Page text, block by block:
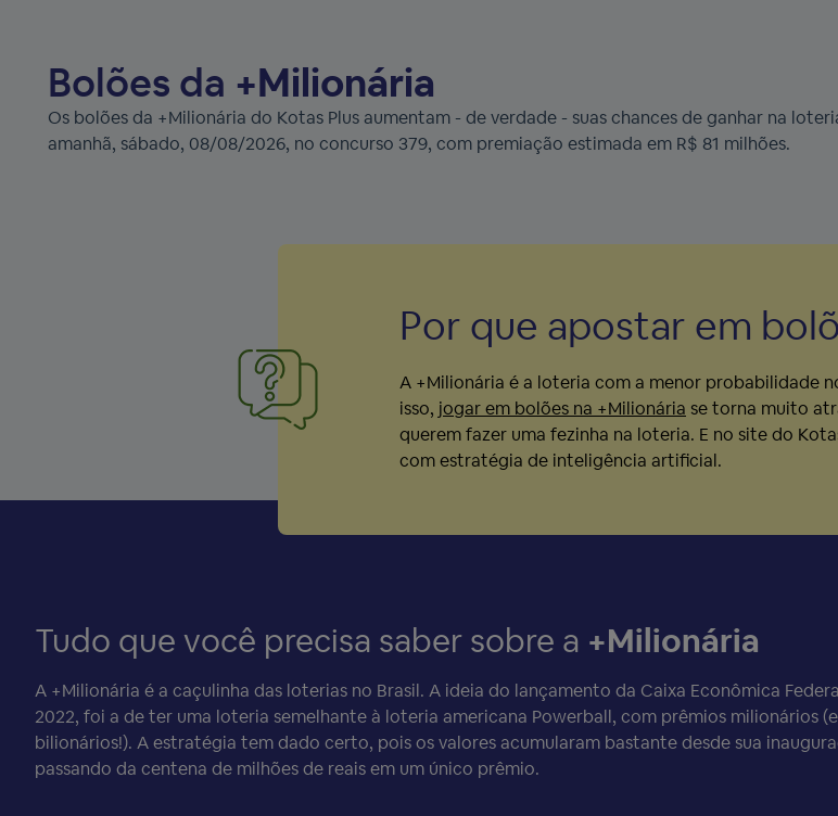
Bolões da +Milionária
Os bolões da +Milionária do Kotas Plus aumentam - de verdade - suas chances de ganhar na
amanhã, sábado, 08/08/2026, no concurso 379, com premiação estimada em R$ 81 milhões.
Por que apostar em
A +Milionária é a loteria com a menor probabilidade
isso, jogar em bolões na +Milionária se torna muito
querem fazer uma fezinha na loteria. E no site do
com estratégia de inteligência artificial.
Tudo que você precisa saber sobre a +Milionária
A +Milionária é a caçulinha das loterias no Brasil. A ideia do lançamento da Caixa Econômica
2022, foi a de ter uma loteria semelhante à loteria americana Powerball, com prêmios milionários
bilionários!). A estratégia tem dado certo, pois os valores acumularam bastante desde sua
passando da centena de milhões de reais em um único prêmio.